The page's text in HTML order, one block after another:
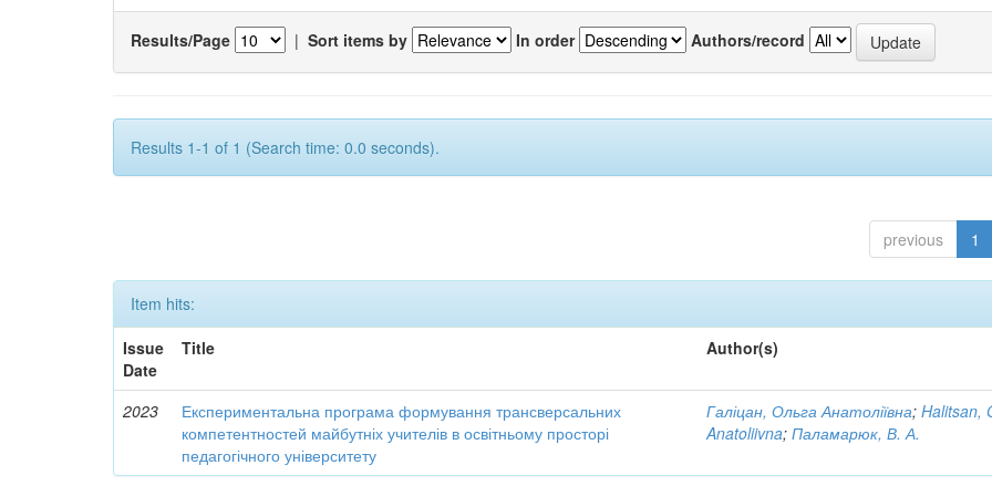
Results/Page | Sort items by In order Authors/record
Results 1-1 of 1 (Search time: 0.0 seconds).
previous 1
Item hits:
Issue
Date
Title Author(s)
2023
Експериментальна програма формування трансверсальних
компетентностей майбутніх учителів в освітньому просторі
педагогічного університету
Галіцан, Ольга Анатоліївна;Halitsan,
Anatoliivna;Паламарюк, В. А.